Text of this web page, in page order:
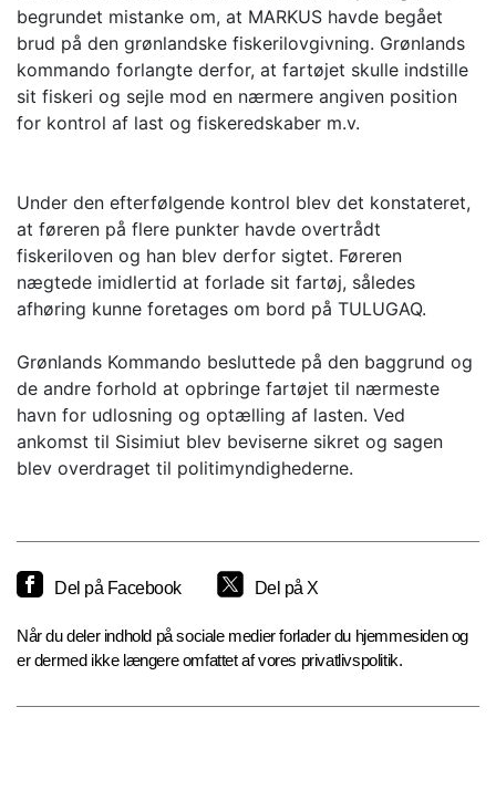
begrundet mistanke om, at MARKUS havde begået
brud på den grønlandske fiskerilovgivning. Grønlands
kommando forlangte derfor, at fartøjet skulle indstille
sit fiskeri og sejle mod en nærmere angiven position
for kontrol af last og fiskeredskaber m.v.
Under den efterfølgende kontrol blev det konstateret,
at føreren på flere punkter havde overtrådt
fiskeriloven og han blev derfor sigtet. Føreren
nægtede imidlertid at forlade sit fartøj, således
afhøring kunne foretages om bord på TULUGAQ.
Grønlands Kommando besluttede på den baggrund og
de andre forhold at opbringe fartøjet til nærmeste
havn for udlosning og optælling af lasten. Ved
ankomst til Sisimiut blev beviserne sikret og sagen
blev overdraget til politimyndighederne.
Del på Facebook Del på X
Når du deler indhold på sociale medier forlader du hjemmesiden og
er dermed ikke længere omfattet af vores privatlivspolitik.